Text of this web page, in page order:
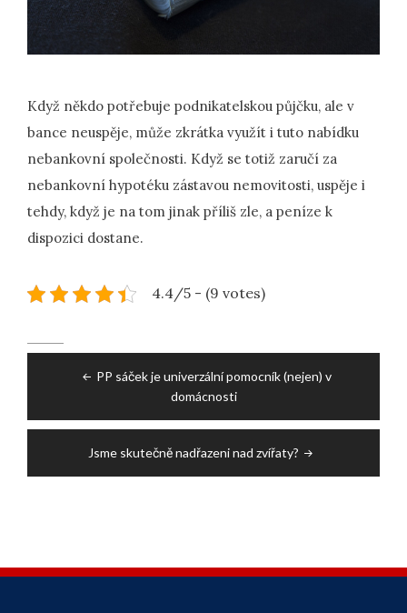
Když někdo potřebuje podnikatelskou půjčku, ale v
bance neuspěje, může zkrátka využít i tuto nabídku
nebankovní společnosti. Když se totiž zaručí za
nebankovní hypotéku zástavou nemovitosti, uspěje i
tehdy, když je na tom jinak příliš zle, a peníze k
dispozici dostane.
4.4/5 - (9 votes)
navigationPP sáček je univerzální pomocník (nejen) v
domácnosti
Jsme skutečně nadřazeni nad zvířaty?